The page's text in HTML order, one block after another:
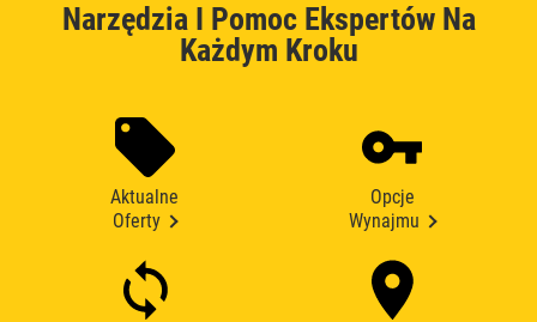
Narzędzia I Pomoc Ekspertów Na
Każdym Kroku
Aktualne
Oferty
Opcje
Wynajmu